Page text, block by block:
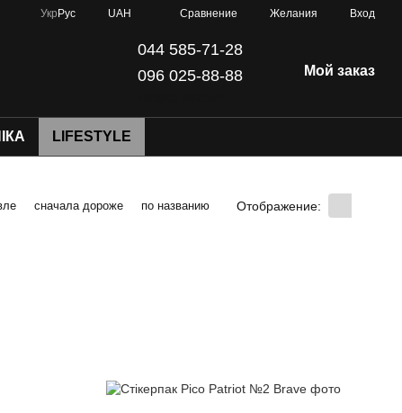
Укр Рус UAH Сравнение Желания Вход
044 585-71-28
096 025-88-88
Мой заказ
LIFESTYLE
сначала дороже по названию Отображение: